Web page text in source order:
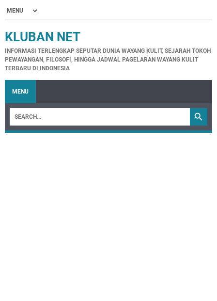
KLUBAN NET
INFORMASI TERLENGKAP SEPUTAR DUNIA WAYANG KULIT, SEJARAH TOKOH
PEWAYANGAN, FILOSOFI, HINGGA JADWAL PAGELARAN WAYANG KULIT
TERBARU DI INDONESIA
MENU